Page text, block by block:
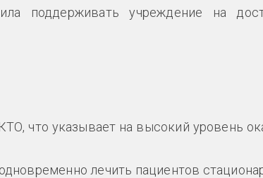
поддерживать учреждение на
что указывает на высокий уровень
лечить пациентов